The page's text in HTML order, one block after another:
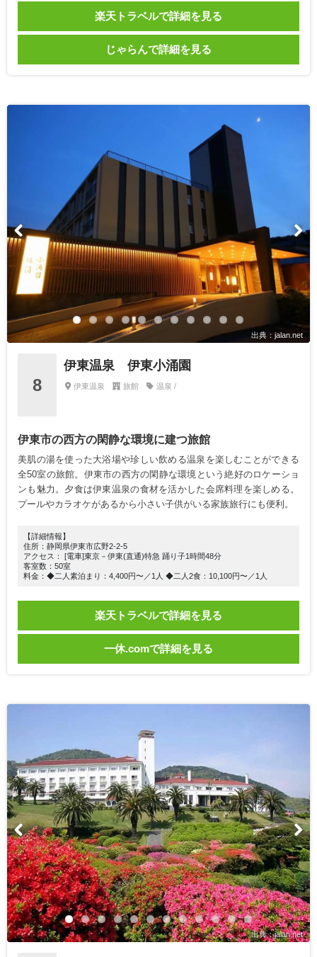
楽天トラベルで詳細を見る
じゃらんで詳細を見る
出典：jalan.net
8
伊東温泉 伊東小涌園
伊東温泉 旅館 温泉 /
伊東市の西方の閑静な環境に建つ旅館
美肌の湯を使った大浴場や珍しい飲める温泉を楽しむことができる
全50室の旅館。伊東市の西方の閑静な環境という絶好のロケーショ
ンも魅力。夕食は伊東温泉の食材を活かした会席料理を楽しめる。
プールやカラオケがあるから小さい子供がいる家族旅行にも便利。
【詳細情報】
住所：静岡県伊東市広野2-2-5
アクセス： [電車]東京－伊東(直通)特急 踊り子1時間48分
客室数：50室
料金：◆二人素泊まり：4,400円〜／1人 ◆二人2食：10,100円〜／1人
楽天トラベルで詳細を見る
一休.comで詳細を見る
出典：jalan.net